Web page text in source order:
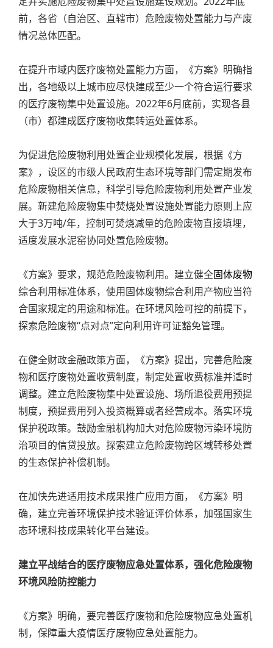
前，各省（自治区、直辖市）危险废物处置能力与产废
情况总体匹配。
在提升市域内医疗废物处置能力方面，《方案》明确指
出，各地级以上城市应尽快建成至少一个符合运行要求
的医疗废物集中处置设施。2022年6月底前，实现各县
（市）都建成医疗废物收集转运处置体系。
为促进危险废物利用处置企业规模化发展，根据《方
案》，设区的市级人民政府生态环境等部门需定期发布
危险废物相关信息，科学引导危险废物利用处置产业发
展。新建危险废物集中焚烧处置设施处置能力原则上应
大于3万吨/年，控制可焚烧减量的危险废物直接填埋，
适度发展水泥窑协同处置危险废物。
《方案》要求，规范危险废物利用。建立健全固体废物
综合利用标准体系，使用固体废物综合利用产物应当符
合国家规定的用途和标准。在环境风险可控的前提下，
探索危险废物“点对点”定向利用许可证豁免管理。
在健全财政金融政策方面，《方案》提出，完善危险废
物和医疗废物处置收费制度，制定处置收费标准并适时
调整。建立危险废物集中处置设施、场所退役费用预提
制度，预提费用列入投资概算或者经营成本。落实环境
保护税政策。鼓励金融机构加大对危险废物污染环境防
治项目的信贷投放。探索建立危险废物跨区域转移处置
的生态保护补偿机制。
在加快先进适用技术成果推广应用方面，《方案》明
确，建立完善环境保护技术验证评价体系，加强国家生
态环境科技成果转化平台建设。
建立平战结合的医疗废物应急处置体系，强化危险废物
环境风险防控能力
《方案》明确，要完善医疗废物和危险废物应急处置机
制，保障重大疫情医疗废物应急处置能力。